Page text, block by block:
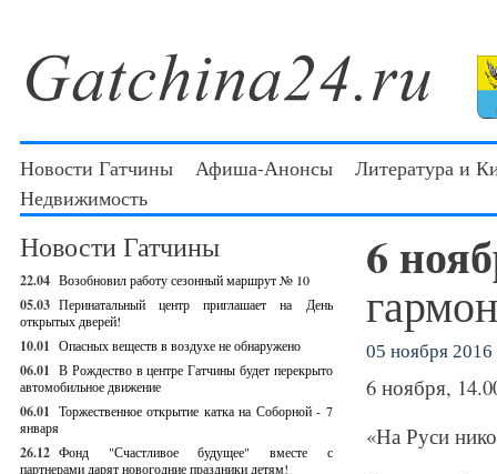
Новости Гатчины Афиша-Анонсы
Литература и
Недвижимость
Новости Гатчины
22.04 Возобновил работу сезонный маршрут № 10
05.03 Перинатальный центр приглашает на День
открытых дверей!
10.01 Опасных веществ в воздухе не обнаружено
06.01 В Рождество в центре Гатчины будет перекрыто
автомобильное движение
06.01 Торжественное открытие катка на Соборной - 7
января
26.12 Фонд "Счастливое будущее" вместе с
партнерами дарят новогодние праздники детям!
6
05 ноября 2016
6 ноября,
«На Руси